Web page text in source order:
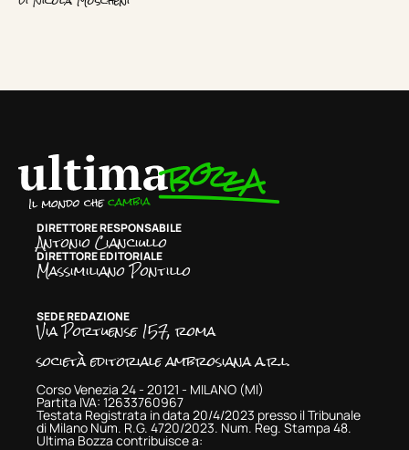
DIRETTORE RESPONSABILE
Antonio Cianciullo
DIRETTORE EDITORIALE
Massimiliano Pontillo
SEDE REDAZIONE
Via Portuense 157, roma
società editoriale ambrosiana a.r.l.
Corso Venezia 24 - 20121 - MILANO (MI)
Partita IVA: 12633760967
Testata Registrata in data 20/4/2023 presso il Tribunale
di Milano Num. R.G. 4720/2023. Num. Reg. Stampa 48.
Ultima Bozza contribuisce a: